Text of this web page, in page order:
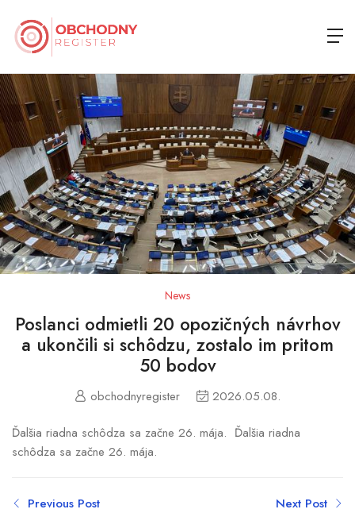
News
Poslanci odmietli 20 opozičných návrhov
a ukončili si schôdzu, zostalo im pritom
50 bodov
obchodnyregister 2026.05.08.
Ďalšia riadna schôdza sa začne 26. mája. Ďalšia riadna
schôdza sa začne 26. mája.
Previous Post Next Post